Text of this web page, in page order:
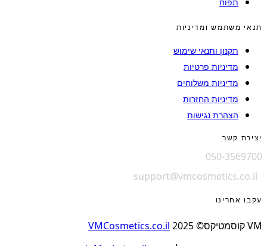
תנאי משתמש ומדיניות
תקנון ותנאי שימוש
מדיניות פרטיות
מדיניות משלוחים
מדיניות החזרות
הצהרת נגישות
יצירת קשר
050-3569700
support@vmcosmetics.co.il
עקבו אחרינו
VM קוסמטיקס© 2025
VMCosmetics.co.il